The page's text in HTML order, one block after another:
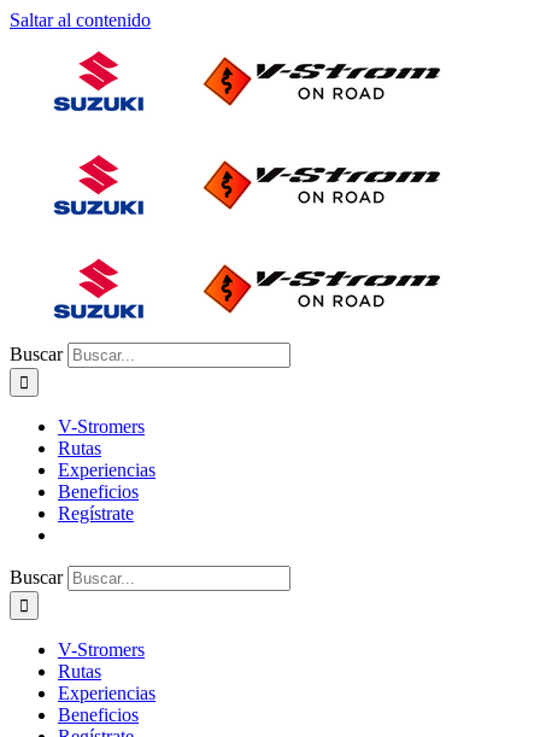
Saltar al contenido
Buscar
V-Stromers
Rutas
Experiencias
Beneficios
Regístrate
Buscar
V-Stromers
Rutas
Experiencias
Beneficios